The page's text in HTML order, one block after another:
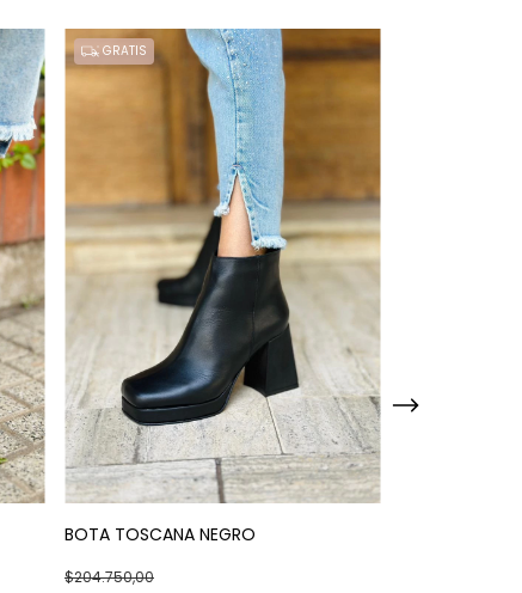
GRATIS
BOTA TOSCANA NEGRO
$204.750,00